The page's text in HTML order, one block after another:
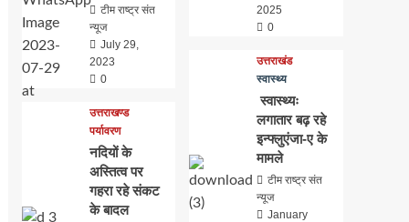
टीम राष्ट्र संत
न्यूज
July 29,
2023
0
उत्तराखण्ड
पर्यावरण
नदियों के
अस्तित्व पर
गहरा रहे संकट
के बादल
2025
0
उत्तराखंड
स्वास्थ्य
स्वास्थ्यः
लगातार बढ़ रहे
इन्फ्लुएंजा-ए के
मामले
टीम राष्ट्र संत
न्यूज
January